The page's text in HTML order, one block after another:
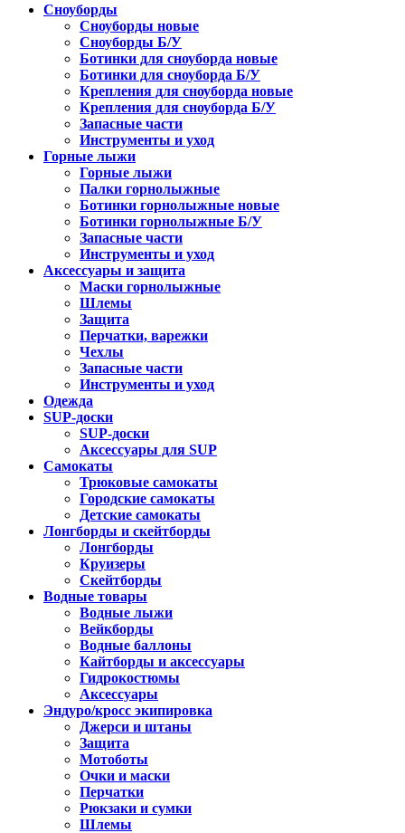
Сноуборды
Сноуборды новые
Сноуборды Б/У
Ботинки для сноуборда новые
Ботинки для сноуборда Б/У
Крепления для сноуборда новые
Крепления для сноуборда Б/У
Запасные части
Инструменты и уход
Горные лыжи
Горные лыжи
Палки горнолыжные
Ботинки горнолыжные новые
Ботинки горнолыжные Б/У
Запасные части
Инструменты и уход
Аксессуары и защита
Маски горнолыжные
Шлемы
Защита
Перчатки, варежки
Чехлы
Запасные части
Инструменты и уход
Одежда
SUP-доски
SUP-доски
Аксессуары для SUP
Самокаты
Трюковые самокаты
Городские самокаты
Детские самокаты
Лонгборды и скейтборды
Лонгборды
Круизеры
Скейтборды
Водные товары
Водные лыжи
Вейкборды
Водные баллоны
Кайтборды и аксессуары
Гидрокостюмы
Аксессуары
Эндуро/кросс экипировка
Джерси и штаны
Защита
Мотоботы
Очки и маски
Перчатки
Рюкзаки и сумки
Шлемы